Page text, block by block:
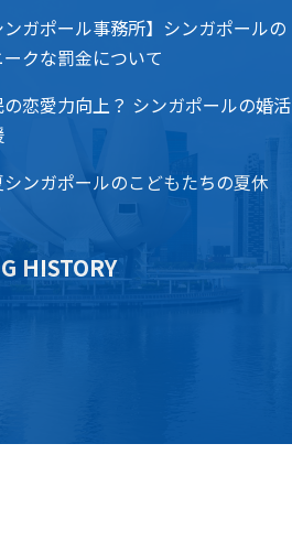
ンガポール事務所】シンガポールの
クな罰金について
の恋愛力向上？ シンガポールの婚活
シンガポールのこどもたちの夏休
HISTORY